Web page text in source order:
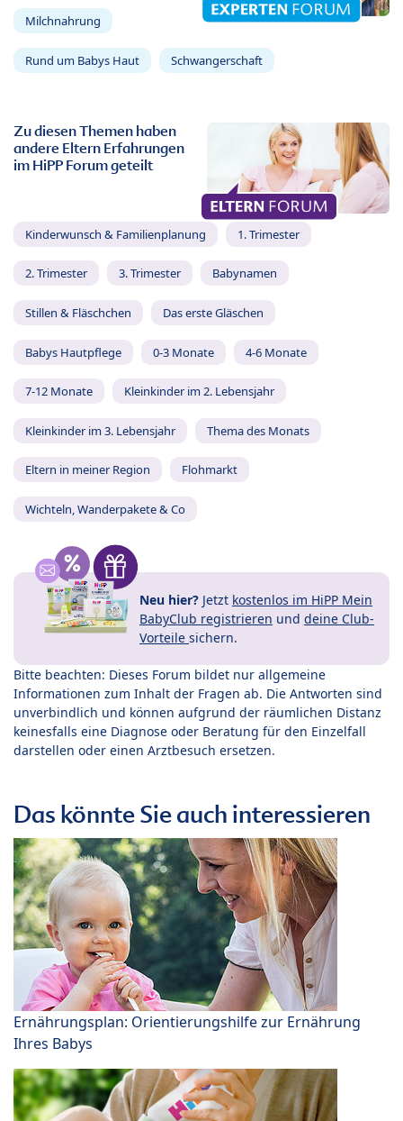
Milchnahrung
Rund um Babys Haut Schwangerschaft
Zu diesen Themen haben
andere Eltern Erfahrungen
im HiPP Forum geteilt
Kinderwunsch & Familienplanung 1. Trimester
2. Trimester 3. Trimester Babynamen
Stillen & Fläschchen Das erste Gläschen
Babys Hautpflege 0-3 Monate 4-6 Monate
7-12 Monate Kleinkinder im 2. Lebensjahr
Kleinkinder im 3. Lebensjahr Thema des Monats
Eltern in meiner Region Flohmarkt
Wichteln, Wanderpakete & Co
Neu hier? Jetzt kostenlos im HiPP Mein
BabyClub registrieren und deine Club-
Vorteile sichern.
Bitte beachten: Dieses Forum bildet nur allgemeine
Informationen zum Inhalt der Fragen ab. Die Antworten sind
unverbindlich und können aufgrund der räumlichen Distanz
keinesfalls eine Diagnose oder Beratung für den Einzelfall
darstellen oder einen Arztbesuch ersetzen.
Das könnte Sie auch interessieren
Ernährungsplan: Orientierungshilfe zur Ernährung
Ihres Babys